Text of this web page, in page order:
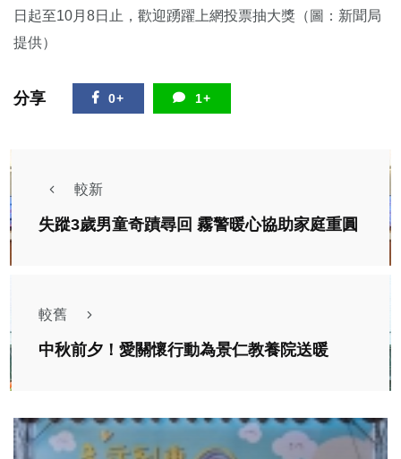
日起至10月8日止，歡迎踴躍上網投票抽大獎（圖：新聞局
提供）
分享 0+ 1+
較新
失蹤3歲男童奇蹟尋回 霧警暖心協助家庭重圓
較舊
中秋前夕！愛關懷行動為景仁教養院送暖